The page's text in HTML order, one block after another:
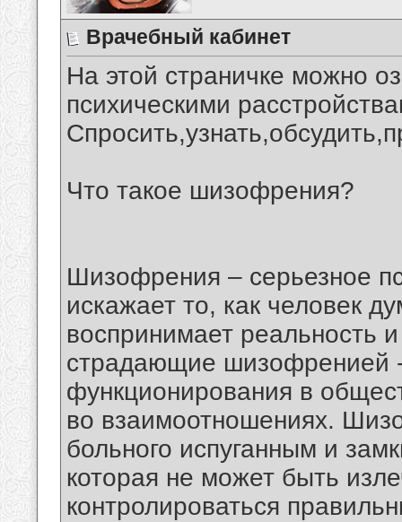
Врачебный кабинет
На этой страничке можно
психическими
Что такое шизофрения?
Шизофрения – серьезное
искажает то, как человек
воспринимает реальность
страдающие шизофренией
функционирования в
во взаимоотношениях.
больного испуганным и
которая не может быть
контролироваться